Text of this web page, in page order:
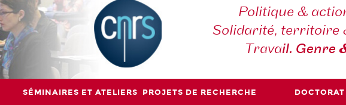
Politique &
Solidarité, territoire
Travail. Genre
SÉMINAIRES ET ATELIERS PROJETS DE RECHERCHE DOCTORAT